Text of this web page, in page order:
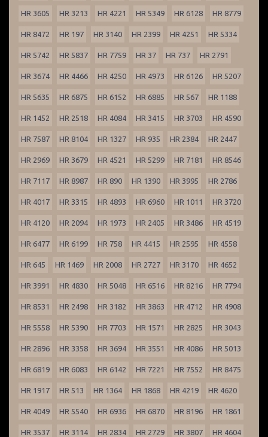
HR 3605 HR 3213 HR 4221 HR 5349 HR 6128 HR 8779
HR 8472 HR 197 HR 3140 HR 2399 HR 4251 HR 5334
HR 5742 HR 5837 HR 7759 HR 37 HR 737 HR 2791
HR 3674 HR 4466 HR 4250 HR 4973 HR 6126 HR 5207
HR 5635 HR 6875 HR 6152 HR 6885 HR 567 HR 1188
HR 1452 HR 2518 HR 4084 HR 3415 HR 3703 HR 4590
HR 7587 HR 8104 HR 1327 HR 935 HR 2384 HR 2447
HR 2969 HR 3679 HR 4521 HR 5299 HR 7181 HR 8546
HR 7117 HR 8987 HR 890 HR 1390 HR 3995 HR 2786
HR 4017 HR 3315 HR 4893 HR 6960 HR 1011 HR 3720
HR 4120 HR 2094 HR 1973 HR 2405 HR 3486 HR 4519
HR 6477 HR 6199 HR 758 HR 4415 HR 2595 HR 4558
HR 645 HR 1469 HR 2008 HR 2727 HR 3170 HR 4652
HR 3991 HR 4830 HR 5048 HR 6516 HR 8216 HR 7794
HR 8531 HR 2498 HR 3182 HR 3863 HR 4712 HR 4908
HR 5558 HR 5390 HR 7703 HR 1571 HR 2825 HR 3043
HR 2896 HR 3358 HR 3694 HR 3551 HR 4086 HR 5013
HR 6819 HR 6083 HR 6142 HR 7221 HR 7552 HR 8475
HR 1917 HR 513 HR 1364 HR 1868 HR 4219 HR 4620
HR 4049 HR 5540 HR 6936 HR 6870 HR 8196 HR 1861
HR 3537 HR 3114 HR 2834 HR 2729 HR 3807 HR 4604